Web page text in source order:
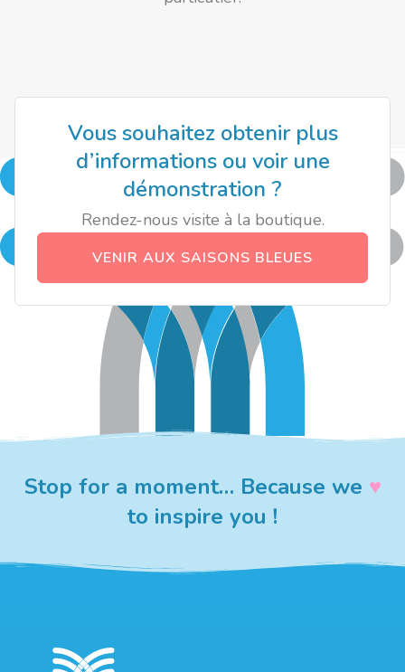
Vous souhaitez obtenir plus
d’informations ou voir une
démonstration ?
Rendez-nous visite à la boutique.
VENIR AUX SAISONS BLEUES
Stop for a moment… Because we ♥︎
to inspire you !